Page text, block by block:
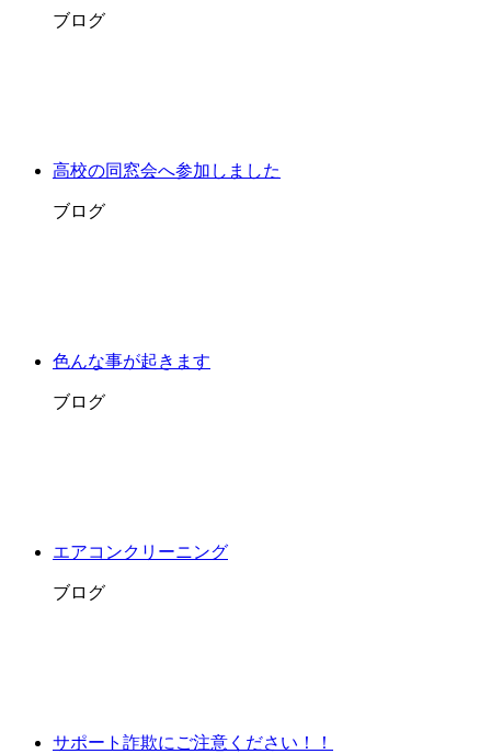
ブログ
高校の同窓会へ参加しました
ブログ
色んな事が起きます
ブログ
エアコンクリーニング
ブログ
サポート詐欺にご注意ください！！